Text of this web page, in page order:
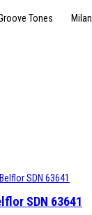
Tones
SDN 63641